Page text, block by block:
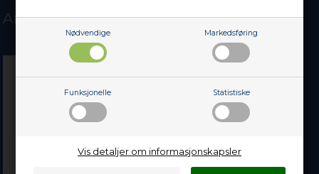
Nødvendige Markedsføring
Funksjonelle Statistiske
Vis detaljer om informasjonskapsler
Andre kjøpte også